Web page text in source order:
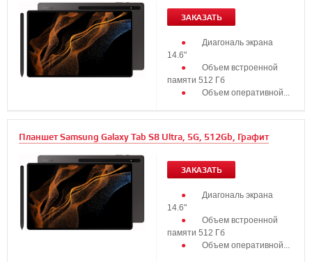
ЗАКАЗАТЬ
Диагональ экрана
14.6"
Объем встроенной
памяти 512 Гб
Объем оперативной...
Планшет Samsung Galaxy Tab S8 Ultra, 5G, 512Gb, Графит
ЗАКАЗАТЬ
Диагональ экрана
14.6"
Объем встроенной
памяти 512 Гб
Объем оперативной...